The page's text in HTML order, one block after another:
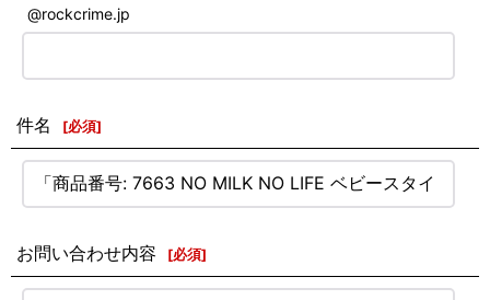
@rockcrime.jp
件名 [必須]
お問い合わせ内容 [必須]